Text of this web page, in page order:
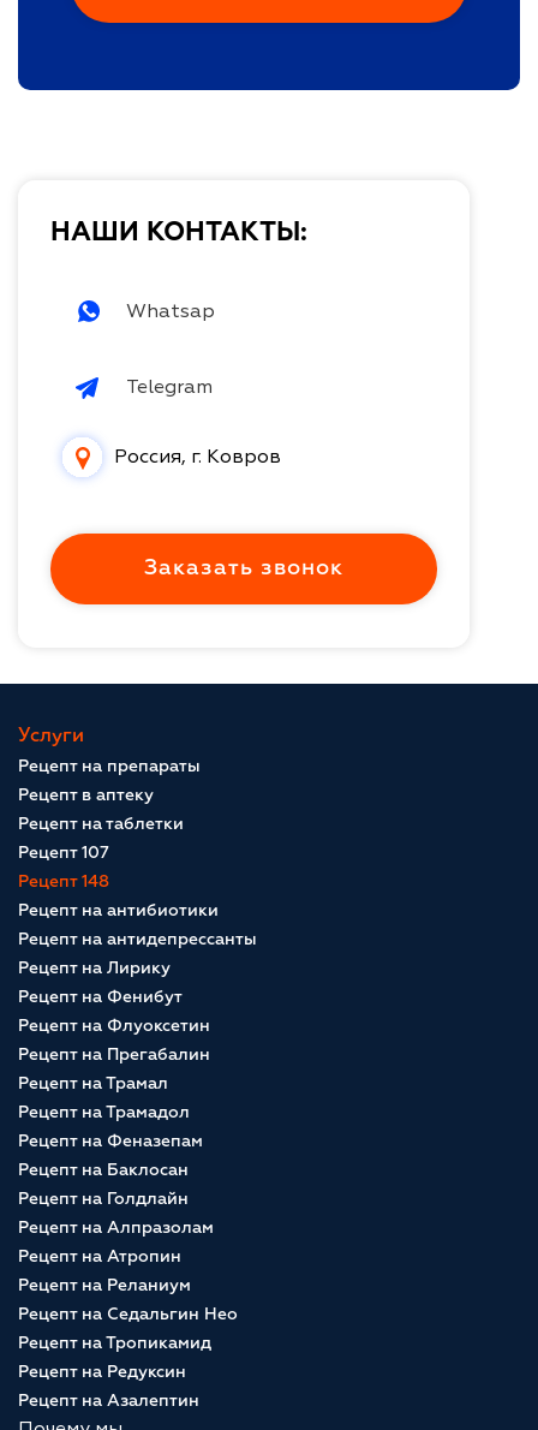
НАШИ КОНТАКТЫ:
Whatsap
Telegram
Россия, г. Ковров
Заказать звонок
Услуги
Рецепт на препараты
Рецепт в аптеку
Рецепт на таблетки
Рецепт 107
Рецепт 148
Рецепт на антибиотики
Рецепт на антидепрессанты
Рецепт на Лирику
Рецепт на Фенибут
Рецепт на Флуоксетин
Рецепт на Прегабалин
Рецепт на Трамал
Рецепт на Трамадол
Рецепт на Феназепам
Рецепт на Баклосан
Рецепт на Голдлайн
Рецепт на Алпразолам
Рецепт на Атропин
Рецепт на Реланиум
Рецепт на Седальгин Нео
Рецепт на Тропикамид
Рецепт на Редуксин
Рецепт на Азалептин